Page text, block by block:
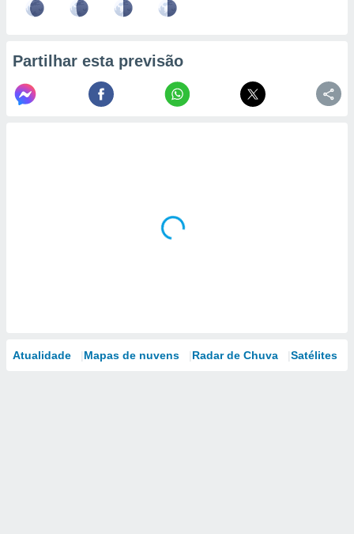
Partilhar esta previsão
Atualidade Mapas de nuvens Radar de Chuva Satélites